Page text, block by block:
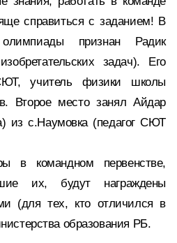
справиться с заданием! В
признан Радик
задач). Его
учитель физики школы
Второе место занял Айдар
из с.Наумовка (педагог СЮТ
в командном первенстве,
их, будут награждены
(для тех, кто отличился в
образования РБ.